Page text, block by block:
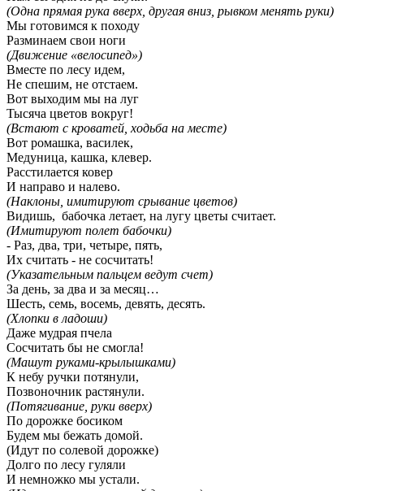
(Одна прямая рука вверх, другая вниз, рывком менять руки)
Мы готовимся к походу
Разминаем свои ноги
(Движение «велосипед»)
Вместе по лесу идем,
Не спешим, не отстаем.
Вот выходим мы на луг
Тысяча цветов вокруг!
(Встают с кроватей, ходьба на месте)
Вот ромашка, василек,
Медуница, кашка, клевер.
Расстилается ковер
И направо и налево.
(Наклоны, имитируют срывание цветов)
Видишь, бабочка летает, на лугу цветы считает.
(Имитируют полет бабочки)
- Раз, два, три, четыре, пять,
Их считать - не сосчитать!
(Указательным пальцем ведут счет)
За день, за два и за месяц…
Шесть, семь, восемь, девять, десять.
(Хлопки в ладоши)
Даже мудрая пчела
Сосчитать бы не смогла!
(Машут руками-крылышками)
К небу ручки потянули,
Позвоночник растянули.
(Потягивание, руки вверх)
По дорожке босиком
Будем мы бежать домой.
(Идут по солевой дорожке)
Долго по лесу гуляли
И немножко мы устали.